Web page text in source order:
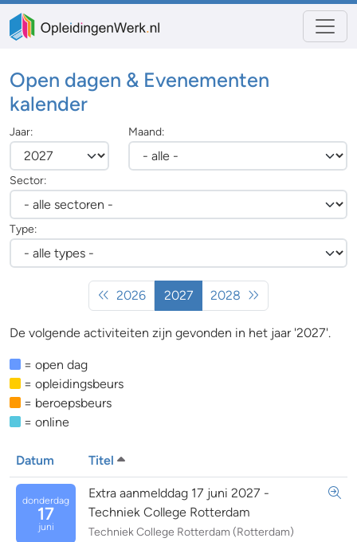
Open dagen & Evenementen
kalender
Jaar: Maand:
Sector:
Type:
2026 2027 2028
De volgende activiteiten zijn gevonden in het jaar '2027'.
= open dag
= opleidingsbeurs
= beroepsbeurs
= online
Datum Titel
donderdag
17
juni
Extra aanmelddag 17 juni 2027 -
Techniek College Rotterdam
Techniek College Rotterdam (Rotterdam)